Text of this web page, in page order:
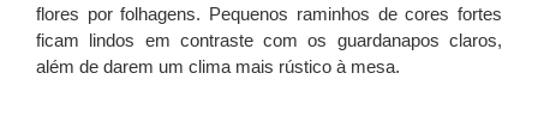
flores por folhagens. Pequenos raminhos de cores fortes
ficam lindos em contraste com os guardanapos claros,
além de darem um clima mais rústico à mesa.